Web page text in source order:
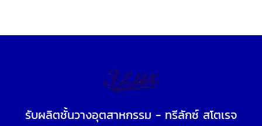
รับผลิตชั้นวางอุตสาหกรรม - ทรีลักซ์ สโตเรจ